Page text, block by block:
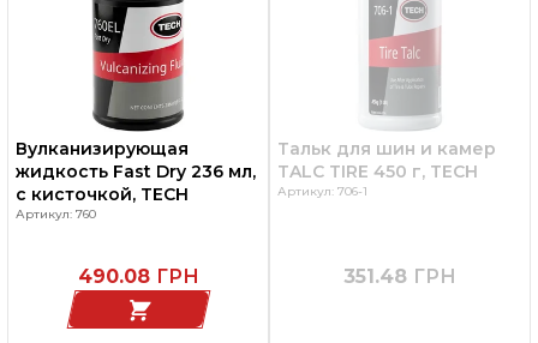
Вулканизирующая
жидкость Fast Dry 236 мл,
с кисточкой, TECH
Артикул: 760
490.08 ГРН
Тальк для шин и камер
TALC TIRE 450 г, TECH
Артикул: 706-1
351.48 ГРН